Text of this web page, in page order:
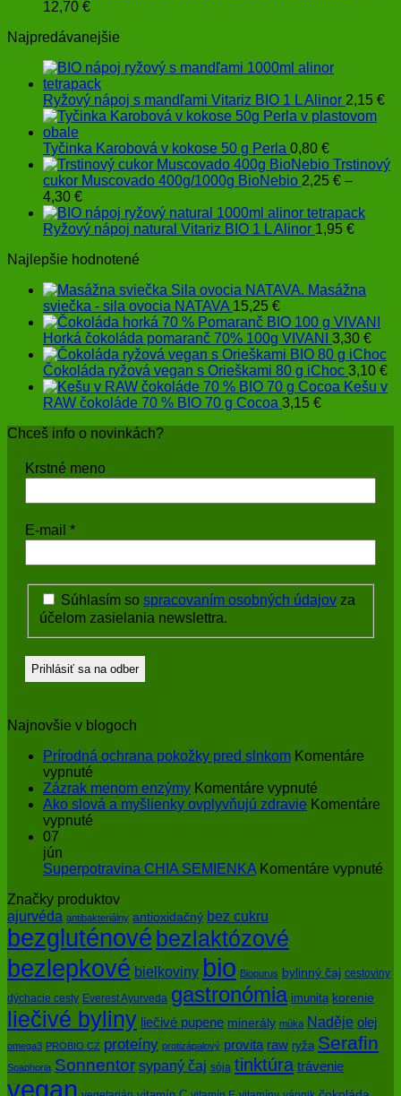
12,70 €
Najpredávanejšie
Ryžový nápoj s mandľami Vitariz BIO 1 L Alinor 2,15 €
Tyčinka Karobová v kokose 50 g Perla 0,80 €
Trstinový
cukor Muscovado 400g/1000g BioNebio 2,25 € –
4,30 €Price
range:
2,25 €
4,30 €
Ryžový nápoj natural Vitariz BIO 1 L Alinor 1,95 €
Najlepšie hodnotené
Masážna
sviečka - sila ovocia NATAVA 15,25 €
Horká čokoláda pomaranč 70% 100g VIVANI 3,30 €
Čokoláda ryžová vegan s Orieškami 80 g iChoc 3,10 €
Kešu v
RAW čokoláde 70 % BIO 70 g Cocoa 3,15 €
Chceš info o novinkách?
Krstné meno
E-mail *
Súhlasím so spracovaním osobných údajov za
účelom zasielania newslettra.
Najnovšie v blogoch
Prírodná ochrana pokožky pred slnkom Komentáre
vypnuté
Prírodná
ochrana
Zázrak menom enzýmy Komentáre vypnuté
Zázrak
Ako slová a myšlienky ovplyvňujú zdravie Komentáre
vypnuté
a
ovplyvňujú
zdravie
07
jún
Superpotravina CHIA SEMIENKA Komentáre vypnuté
Značky produktov
ajurvéda antibakteriálny antioxidačný bez cukru
bezgluténové bezlaktózové
bezlepkové bielkoviny bio Biopurus bylinný čaj cestoviny
dýchacie cesty Everest Ayurveda gastronómia imunita korenie
liečivé byliny liečivé pupene minerály múka Naděje olej
omega3 PROBIO CZ proteíny protizápalový provita raw ryža Serafin
Soaphoria Sonnentor sypaný čaj sója tinktúra trávenie
vegan